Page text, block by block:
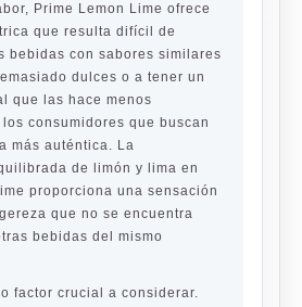
Prime Lemon Lime ofrece
que resulta difícil de
bebidas con sabores similares
dulces o a tener un
que las hace menos
consumidores que buscan
más auténtica. La
de limón y lima en
proporciona una sensación
que no se encuentra
bebidas del mismo
factor crucial a considerar.